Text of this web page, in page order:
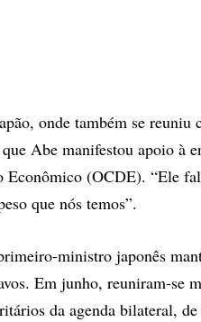
onde também se
Abe manifestou apoio à
Econômico (OCDE). “Ele
que nós temos”.
ministro japonês
Em junho, reuniram-se
da agenda bilateral,